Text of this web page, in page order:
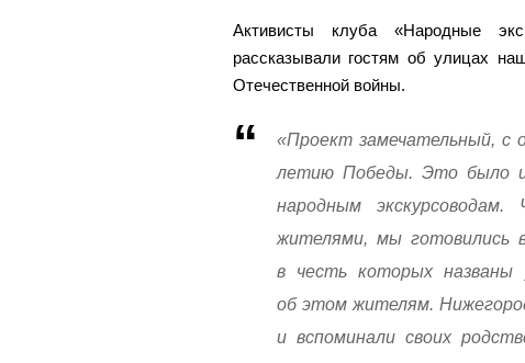
Активисты клуба «Народные
рассказывали гостям об улицах
Отечественной войны.
«Проект замечательный, с
летию Победы. Это было
народным
жителями, мы готовились
в честь которых названы
об этом жителям.
и вспоминали своих